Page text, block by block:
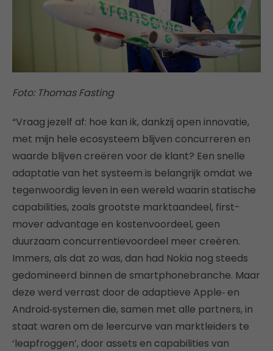
Foto: Thomas Fasting
“Vraag jezelf af: hoe kan ik, dankzij open innovatie,
met mijn hele ecosysteem blijven concurreren en
waarde blijven creëren voor de klant? Een snelle
adaptatie van het systeem is belangrijk omdat we
tegenwoordig leven in een wereld waarin statische
capabilities, zoals grootste marktaandeel, first-
mover advantage en kostenvoordeel, geen
duurzaam concurrentievoordeel meer creëren.
Immers, als dat zo was, dan had Nokia nog steeds
gedomineerd binnen de smartphonebranche. Maar
deze werd verrast door de adaptieve Apple‑ en
Android‑systemen die, samen met alle partners, in
staat waren om de leercurve van marktleiders te
‘leapfroggen’, door assets en capabilities van